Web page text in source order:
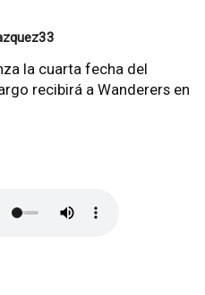
la cuarta fecha del
recibirá a Wanderers en